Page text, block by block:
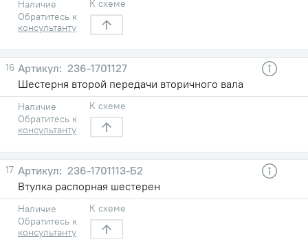
Наличие
Обратитесь к
консультанту
К схеме
16
236-1701127
Шестерня второй передачи вторичного вала
Наличие
Обратитесь к
консультанту
К схеме
17
236-1701113-Б2
Втулка распорная шестерен
Наличие
Обратитесь к
консультанту
К схеме